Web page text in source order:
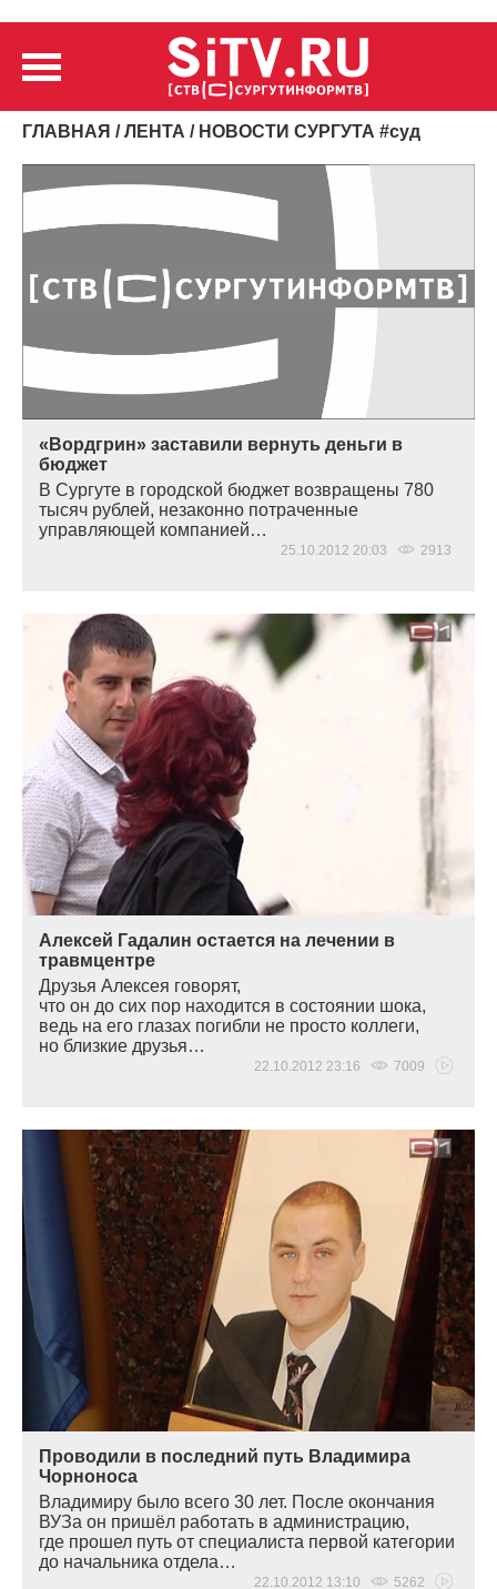
ГЛАВНАЯ /ЛЕНТА / НОВОСТИ СУРГУТА #суд
«Вордгрин» заставили вернуть деньги в
бюджет
В Сургуте в городской бюджет возвращены 780
тысяч рублей, незаконно потраченные
управляющей компанией…
25.10.2012 20:03 2913
Алексей Гадалин остается на лечении в
травмцентре
Друзья Алексея говорят,
что он до сих пор находится в состоянии шока,
ведь на его глазах погибли не просто коллеги,
но близкие друзья…
22.10.2012 23:16 7009
Проводили в последний путь Владимира
Чорноноса
Владимиру было всего 30 лет. После окончания
ВУЗа он пришёл работать в администрацию,
где прошел путь от специалиста первой категории
до начальника отдела…
22.10.2012 13:10 5262